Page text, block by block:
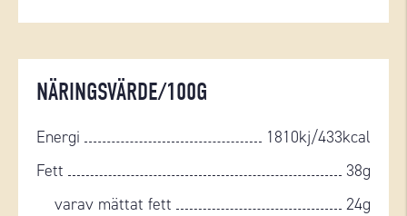
NÄRINGSVÄRDE/100G
Energi
1810kj/433kcal
Fett
38g
varav mättat fett
24g